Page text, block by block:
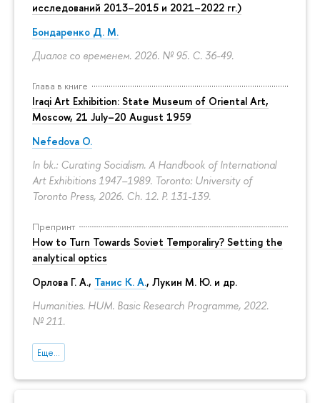
исследований 2013–2015 и 2021–2022 гг.)
Бондаренко Д. М.
Диалог со временем. 2026. № 95. С. 36-49.
Глава в книге
Iraqi Art Exhibition: State Museum of Oriental Art,
Moscow, 21 July–20 August 1959
Nefedova O.
In bk.: Curating Socialism. A Handbook of International
Art Exhibitions 1947–1989. Toronto: University of
Toronto Press, 2026. Ch. 12. P. 131-139.
Препринт
How to Turn Towards Soviet Temporaliry? Setting the
analytical optics
Орлова Г. А., Танис К. А., Лукин М. Ю. и др.
Humanities. HUM. Basic Research Programme, 2022.
№ 211.
Еще...